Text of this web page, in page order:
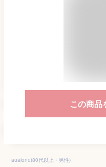
この商品
aualone(80代以上・男性)